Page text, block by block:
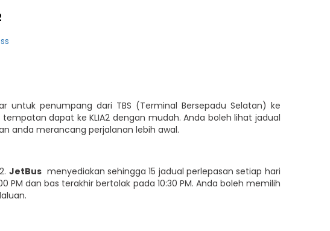
untuk penumpang dari TBS (Terminal Bersepadu Selatan) ke
dapat ke KLIA2 dengan mudah. Anda boleh lihat jadual
anda merancang perjalanan lebih awal.
JetBusmenyediakan sehingga 15 jadual perlepasan setiap hari
PM dan bas terakhir bertolak pada 10:30 PM. Anda boleh memilih